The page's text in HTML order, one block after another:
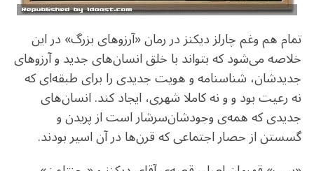
تمام هم وغم چارلز دیکنز در رمان «آرزوهای بزرگ» در این
خلاصه می‌شود که بتواند با خلق انسان‌های جدید و آرزوهای
جدید‌شان، شناسنامه و هویت جدیدی را برای طبقه‌ای که
نه رعیت بود و و نه کاملا شهری، ایجاد کند. انسان‌های
جدیدی که همه‌ی وجودشان‌سرشار است از پریدن و
گسستن از حصار اجتماعی که قرن‌ها در آن اسیر بودند.